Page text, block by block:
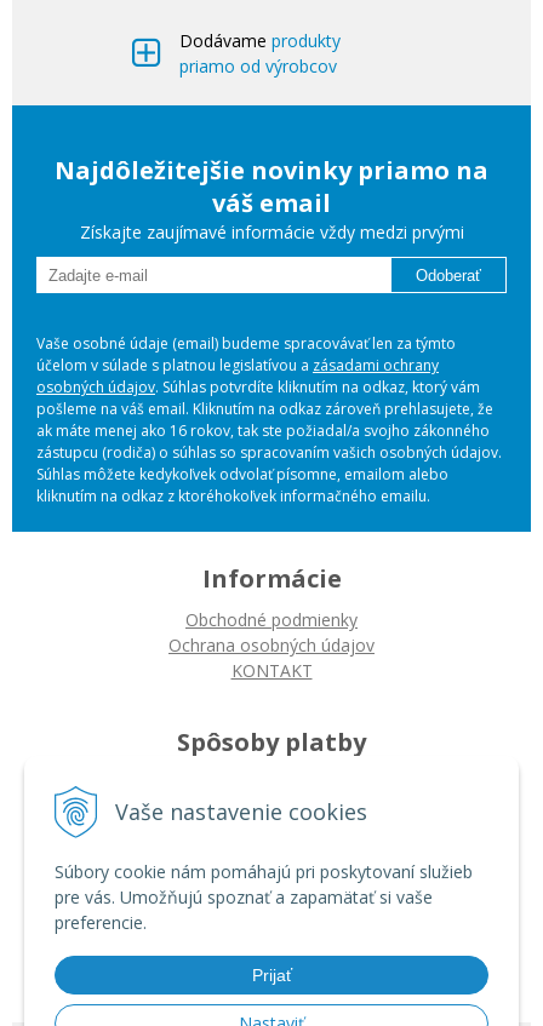
Vaše nastavenie cookies
Súbory cookie nám pomáhajú pri poskytovaní služieb
pre vás. Umožňujú spoznať a zapamätať si vaše
preferencie.
Prijať
Dodávame produkty
priamo od výrobcov
Najdôležitejšie novinky priamo na
váš email
Získajte zaujímavé informácie vždy medzi prvými
Odoberať
Vaše osobné údaje (email) budeme spracovávať len za týmto
účelom v súlade s platnou legislatívou a zásadami ochrany
osobných údajov. Súhlas potvrdíte kliknutím na odkaz, ktorý vám
pošleme na váš email. Kliknutím na odkaz zároveň prehlasujete, že
ak máte menej ako 16 rokov, tak ste požiadal/a svojho zákonného
zástupcu (rodiča) o súhlas so spracovaním vašich osobných údajov.
Súhlas môžete kedykoľvek odvolať písomne, emailom alebo
kliknutím na odkaz z ktoréhokoľvek informačného emailu.
Informácie
Obchodné podmienky
Ochrana osobných údajov
KONTAKT
Spôsoby platby
Platba bankovým prevodom
Ako nakupovať
Autorizované servisy